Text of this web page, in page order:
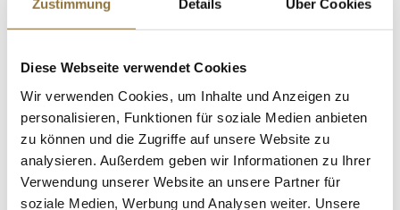
Zustimmung Details Über Cookies
Diese Webseite verwendet Cookies
Wir verwenden Cookies, um Inhalte und Anzeigen zu
personalisieren, Funktionen für soziale Medien anbieten
zu können und die Zugriffe auf unsere Website zu
analysieren. Außerdem geben wir Informationen zu Ihrer
Verwendung unserer Website an unsere Partner für
soziale Medien, Werbung und Analysen weiter. Unsere
LEBENSMITTELKENNZEICHNUNGEN
Pilzkonzentrat, BIO, 1 l
Art.Nr.:66761
Derzeit nicht auf Lager